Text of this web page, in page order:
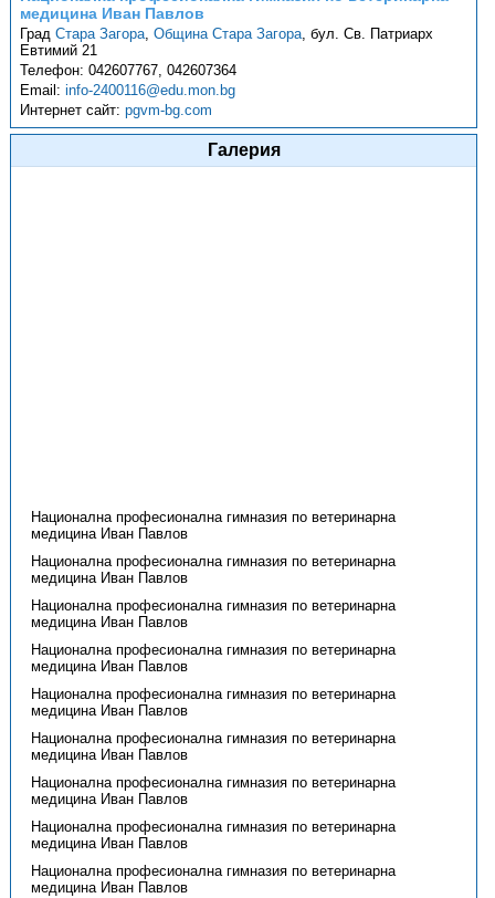
медицина Иван Павлов
ГрадСтара Загора,Община Стара Загора,бул. Св. Патриарх
Евтимий 21
Телефон:042607767, 042607364
Email:info-2400116@edu.mon.bg
Интернет сайт:pgvm-bg.com
Галерия
Национална професионална гимназия по ветеринарна
медицина Иван Павлов
Национална професионална гимназия по ветеринарна
медицина Иван Павлов
Национална професионална гимназия по ветеринарна
медицина Иван Павлов
Национална професионална гимназия по ветеринарна
медицина Иван Павлов
Национална професионална гимназия по ветеринарна
медицина Иван Павлов
Национална професионална гимназия по ветеринарна
медицина Иван Павлов
Национална професионална гимназия по ветеринарна
медицина Иван Павлов
Национална професионална гимназия по ветеринарна
медицина Иван Павлов
Национална професионална гимназия по ветеринарна
медицина Иван Павлов